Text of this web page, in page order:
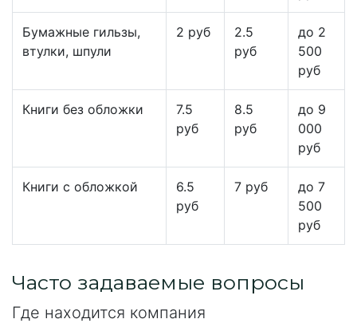
Бумажные гильзы,
втулки, шпули
2 руб
2.5
руб
до 2
500
руб
Книги без обложки
7.5
руб
8.5
руб
до 9
000
руб
Книги с обложкой
6.5
руб
7 руб
до 7
500
руб
Часто задаваемые вопросы
Где находится компания